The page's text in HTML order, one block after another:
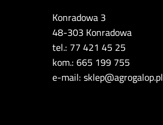
Konradowa 3
48-303 Konradowa
tel.: 77 421 45 25
kom.: 665 199 755
e-mail: sklep@agrogalop.pl